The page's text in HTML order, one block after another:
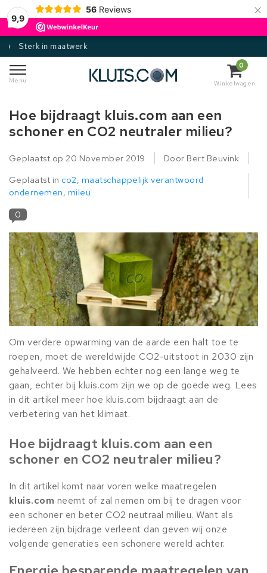
9,9
56 Reviews ×
Menu
0
Winkelwagen
Hoe bijdraagt kluis.com aan een
schoner en CO2 neutraler milieu?
Geplaatst op 20 November 2019
Door Bert Beuvink
Geplaatst in co2, maatschappelijk verantwoord
ondernemen, mileu
0
Om verdere opwarming van de aarde een halt toe te
roepen, moet de wereldwijde CO2-uitstoot in 2030 zijn
gehalveerd. We hebben echter nog een lange weg te
gaan, echter bij kluis.com zijn we op de goede weg. Lees
in dit artikel meer hoe kluis.com bijdraagt aan de
verbetering van het klimaat.
Hoe bijdraagt kluis.com aan een
schoner en CO2 neutraler milieu?
In dit artikel komt naar voren welke maatregelen
kluis.com neemt of zal nemen om bij te dragen voor
een schoner en beter CO2 neutraal milieu. Want als
iedereen zijn bijdrage verleent dan geven wij onze
volgende generaties een schonere wereld achter.